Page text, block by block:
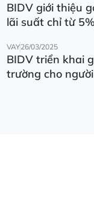
BIDV giới thiệu
lãi suất chỉ từ
VAY26/03/2025
BIDV triển khai
trường cho